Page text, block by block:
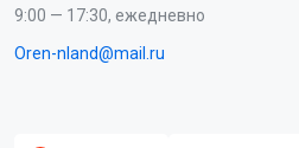
9:00 — 17:30, ежедневно
Oren-nland@mail.ru